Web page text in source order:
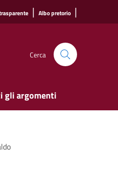
| Albo pretorio |
Cerca
gli argomenti